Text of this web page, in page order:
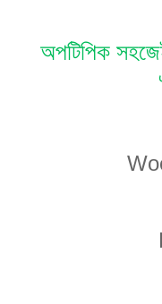
অপটিপিক